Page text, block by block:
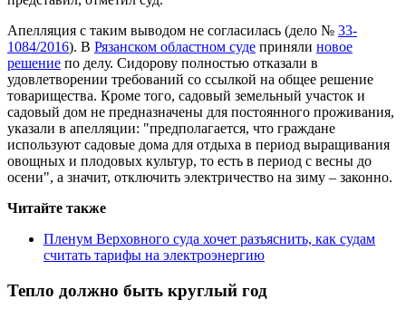
Апелляция с таким выводом не согласилась (дело № 33-
1084/2016). В Рязанском областном суде приняли новое
решение по делу. Сидорову полностью отказали в
удовлетворении требований со ссылкой на общее решение
товарищества. Кроме того, садовый земельный участок и
садовый дом не предназначены для постоянного проживания,
указали в апелляции: "предполагается, что граждане
используют садовые дома для отдыха в период выращивания
овощных и плодовых культур, то есть в период с весны до
осени", а значит, отключить электричество на зиму – законно.
Читайте также
Пленум Верховного суда хочет разъяснить, как судам
считать тарифы на электроэнергию
Тепло должно быть круглый год